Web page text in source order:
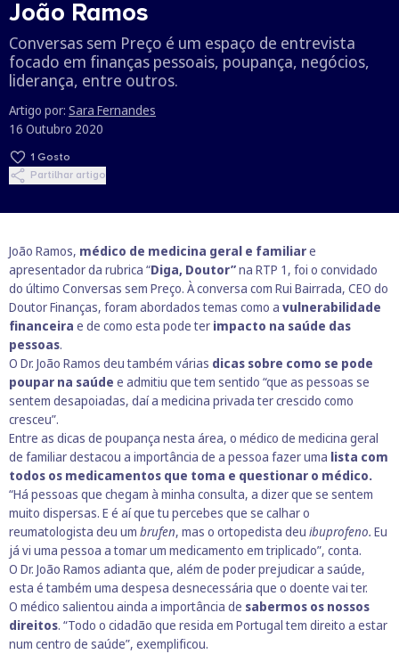
João Ramos
Conversas sem Preço é um espaço de entrevista
focado em finanças pessoais, poupança, negócios,
liderança, entre outros.
Artigo por: Sara Fernandes
16 Outubro 2020
1 Gosto
Partilhar artigo
João Ramos, médico de medicina geral e familiare
apresentador da rubrica “Diga, Doutor”na RTP 1, foi o convidado
do último Conversas sem Preço. À conversa com Rui Bairrada, CEO do
Doutor Finanças, foram abordados temas como a vulnerabilidade
financeira e de como esta pode ter impacto na saúde das
pessoas.
O Dr. João Ramos deu também várias dicas sobre como se pode
poupar na saúde e admitiu que tem sentido “que as pessoas se
sentem desapoiadas, daí a medicina privada ter crescido como
cresceu”.
Entre as dicas de poupança nesta área, o médico de medicina geral
de familiar destacou a importância de a pessoa fazer uma lista com
todos os medicamentos que toma e questionar o médico.
“Há pessoas que chegam à minha consulta, a dizer que se sentem
muito dispersas. E é aí que tu percebes que se calhar o
reumatologista deu um brufen, mas o ortopedista deu ibuprofeno. Eu
já vi uma pessoa a tomar um medicamento em triplicado”, conta.
O Dr. João Ramos adianta que, além de poder prejudicar a saúde,
esta é também uma despesa desnecessária que o doente vai ter.
O médico salientou ainda a importância de sabermos os nossos
direitos. “Todo o cidadão que resida em Portugal tem direito a estar
num centro de saúde”, exemplificou.